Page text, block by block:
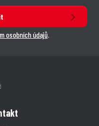
osobních údajů.